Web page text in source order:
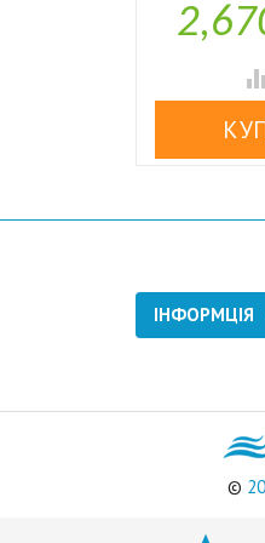
 У

ІНФОРМЦІЯ
©